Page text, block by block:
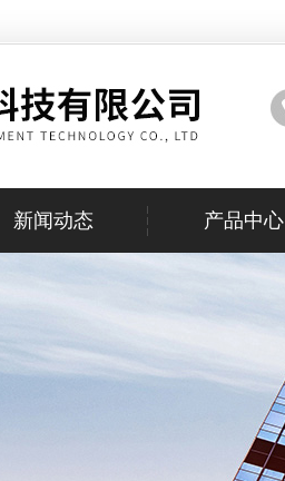
新闻动态 产品中心